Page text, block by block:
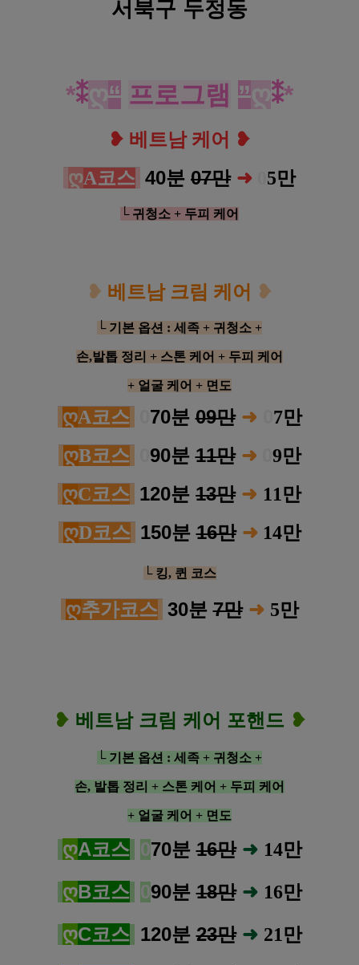
서북구 두정동
*⁑ღ“ 프로그램 ”ღ⁑*
❥ 베트남 케어 ❥
ღA코스 40분 07만 ➜ 5만
└ 귀청소 + 두피 케어
❥ 베트남 크림 케어 ❥
└ 기본 옵션 : 세족 + 귀청소 +
손,발톱 정리 + 스톤 케어 + 두피 케어
+ 얼굴 케어 + 면도
ღA코스 70분 09만 ➜ 7만
ღB코스 90분 11만 ➜ 9만
ღC코스 120분 13만 ➜ 11만
ღD코스 150분 16만 ➜ 14만
└ 킹, 퀸 코스
ღ추가코스 30분 7만 ➜ 5만
❥ 베트남 크림 케어 포핸드 ❥
└ 기본 옵션 : 세족 + 귀청소 +
손, 발톱 정리 + 스톤 케어 + 두피 케어
+ 얼굴 케어 + 면도
ღA코스 070분 16만 ➜ 14만
ღB코스 090분 18만 ➜ 16만
ღC코스 120분 23만 ➜ 21만